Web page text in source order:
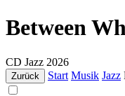
Between
CD Jazz 2026
Zurück Start Musik Jazz